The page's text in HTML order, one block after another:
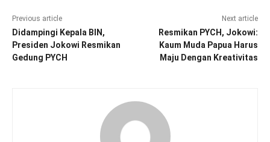
Previous article
Didampingi Kepala BIN,
Presiden Jokowi Resmikan
Gedung PYCH
Next article
Resmikan PYCH, Jokowi:
Kaum Muda Papua Harus
Maju Dengan Kreativitas